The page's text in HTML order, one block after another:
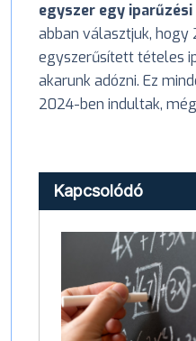
egyszer egy
abban választjuk, hogy
egyszerűsített tételes
akarunk adózni. Ez
2024-ben indultak,
Kapcsolódó